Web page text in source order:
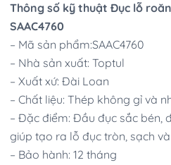
Thông số kỹ thuật Đục lỗ
SAAC4760
– Mã sản phẩm:SAAC4760
– Nhà sản xuất: Toptul
– Xuất xứ: Đài Loan
– Chất liệu: Thép không gỉ và
– Đặc điểm: Đầu đục sắc bén,
giúp tạo ra lỗ đục tròn, sạch
– Bảo hành: 12 tháng